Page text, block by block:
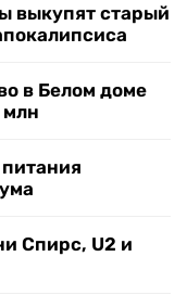
выкупят старый
в Белом доме
млн
Спирс, U2 и